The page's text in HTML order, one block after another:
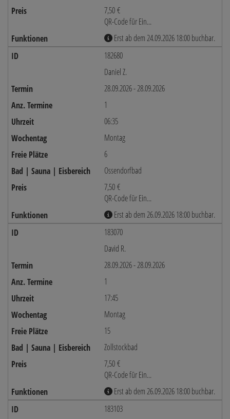
7,50 €
QR-Code für Ein...
Erst ab dem 24.09.2026 18:00 buchbar.
182680
Daniel Z.
28.09.2026 - 28.09.2026
1
06:35
Montag
6
Ossendorfbad
7,50 €
QR-Code für Ein...
Erst ab dem 26.09.2026 18:00 buchbar.
183070
David R.
28.09.2026 - 28.09.2026
1
17:45
Montag
15
Zollstockbad
7,50 €
QR-Code für Ein...
Erst ab dem 26.09.2026 18:00 buchbar.
183103